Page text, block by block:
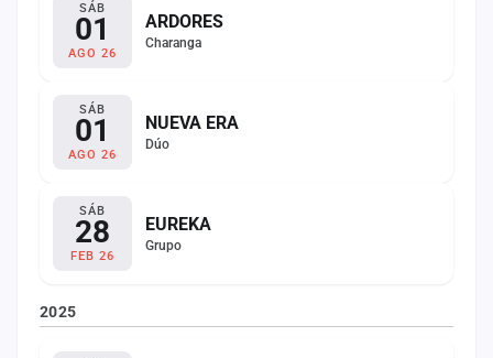
SÁB
01
AGO 26
ARDORES
Charanga
SÁB
01
AGO 26
NUEVA ERA
Dúo
SÁB
28
FEB 26
EUREKA
Grupo
2025